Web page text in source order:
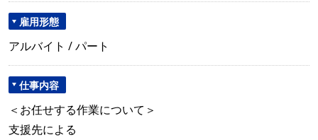
雇用形態
アルバイト / パート
仕事内容
＜お任せする作業について＞
支援先による